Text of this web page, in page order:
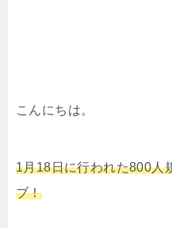
こんにちは。
1月18日に行われた800人
ブ！